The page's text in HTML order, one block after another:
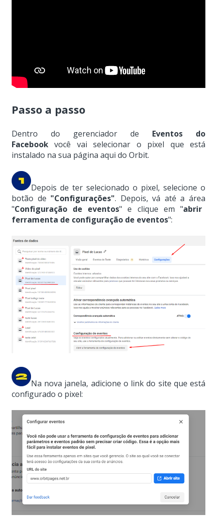
Passo a passo
Dentro do gerenciador de
Eventos do
Facebook você vai selecionar o pixel que está
instalado na sua página aqui do Orbit.
Depois de ter selecionado o pixel, selecione o
botão de "Configurações". Depois, vá até a área
"Configuração de eventos" e clique em "abrir
ferramenta de configuração de eventos":
Na nova janela, adicione o link do site que está
configurado o pixel: